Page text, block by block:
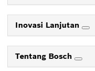
Inovasi Lanjutan
Tentang Bosch